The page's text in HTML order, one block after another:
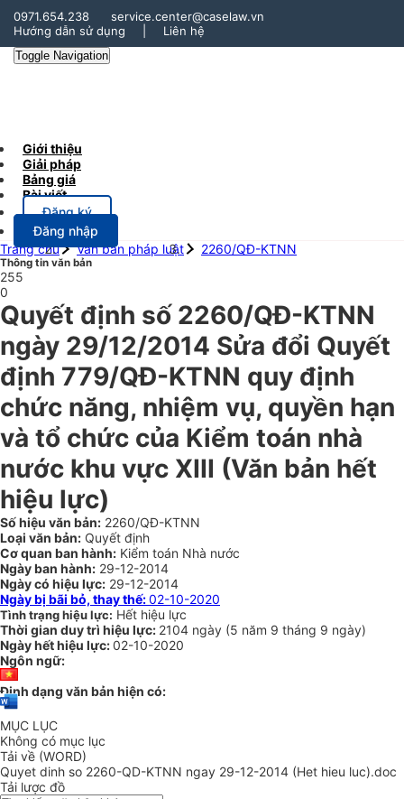
0971.654.238
service.center@caselaw.vn
Hướng dẫn sử dụng
Liên hệ
Toggle Navigation
Giới thiệu
Giải pháp
Bảng giá
Bài viết
Đăng ký
Đăng nhập
Trang chủ
Văn bản pháp luật 2260/QĐ-KTNN
Thông tin văn bản
255
0
Quyết định số 2260/QĐ-KTNN
ngày 29/12/2014 Sửa đổi Quyết
định 779/QĐ-KTNN quy định
chức năng, nhiệm vụ, quyền hạn
và tổ chức của Kiểm toán nhà
nước khu vực XIII (Văn bản hết
hiệu lực)
Số hiệu văn bản: 2260/QĐ-KTNN
Loại văn bản: Quyết định
Cơ quan ban hành: Kiểm toán Nhà nước
Ngày ban hành: 29-12-2014
Ngày có hiệu lực: 29-12-2014
Ngày bị bãi bỏ, thay thế:02-10-2020
Tình trạng hiệu lực: Hết hiệu lực
Thời gian duy trì hiệu lực: 2104 ngày (5 năm 9 tháng 9 ngày)
Ngày hết hiệu lực:02-10-2020
Ngôn ngữ:
Định dạng văn bản hiện có:
MỤC LỤC
Không có mục lục
Tải về (WORD)
Quyet dinh so 2260-QD-KTNN ngay 29-12-2014 (Het hieu luc).doc
Tải lược đồ